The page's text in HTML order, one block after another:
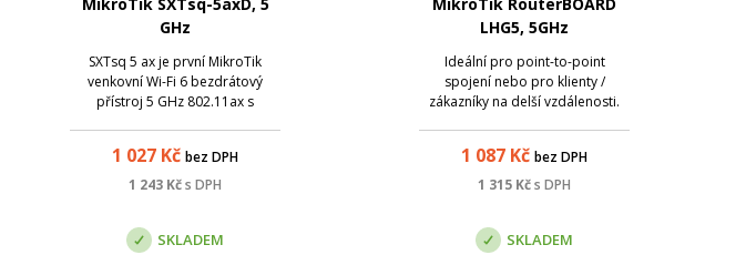
GHz
SXTsq 5 ax je první MikroTik
venkovní Wi-Fi 6 bezdrátový
přístroj 5 GHz 802.11ax s
jednotka CPE.
1 027 Kč bez DPH
1 243 Kčs DPH
SKLADEM
LHG5, 5GHz
Ideální pro point-to-point
spojení nebo pro klienty /
zákazníky na delší vzdálenosti.
1 087 Kč bez DPH
1 315 Kčs DPH
SKLADEM